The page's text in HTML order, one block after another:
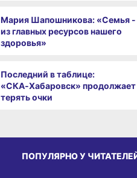
Мария Шапошникова: «Семья -
из главных ресурсов нашего
здоровья»
Последний в таблице:
«СКА‑Хабаровск» продолжает
терять очки
ПОПУЛЯРНО У